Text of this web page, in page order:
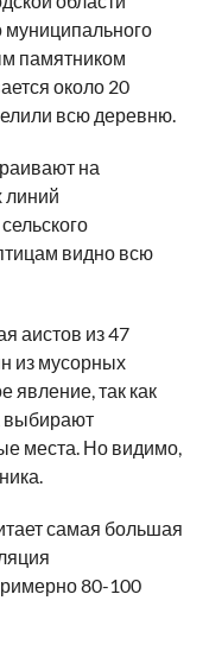
муниципального
памятником
около 20
всю деревню.
на
линий
видно всю
аистов из 47
из мусорных
явление, так как
выбирают
места. Но видимо,
самая большая
80-100